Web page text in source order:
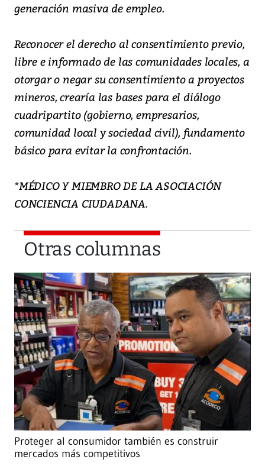
generación masiva de empleo.
Reconocer el derecho al consentimiento previo,
libre e informado de las comunidades locales, a
otorgar o negar su consentimiento a proyectos
mineros, crearía las bases para el diálogo
cuadripartito (gobierno, empresarios,
comunidad local y sociedad civil), fundamento
básico para evitar la confrontación.
*MÉDICO Y MIEMBRO DE LA ASOCIACIÓN
CONCIENCIA CIUDADANA.
Otras columnas
Proteger al consumidor también es construir
mercados más competitivos